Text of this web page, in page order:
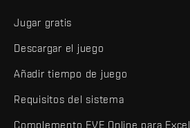
Jugar gratis
Descargar el juego
Añadir tiempo de juego
Requisitos del sistema
Complemento EVE Online para Excel